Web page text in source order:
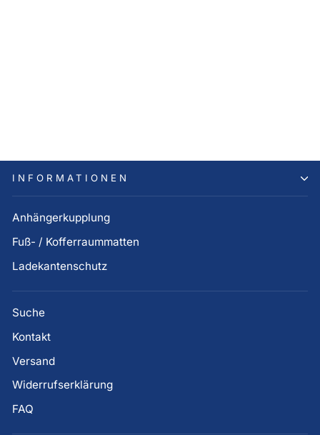
INFORMATIONEN
Anhängerkupplung
Fuß- / Kofferraummatten
Ladekantenschutz
Suche
Kontakt
Versand
Widerrufserklärung
FAQ